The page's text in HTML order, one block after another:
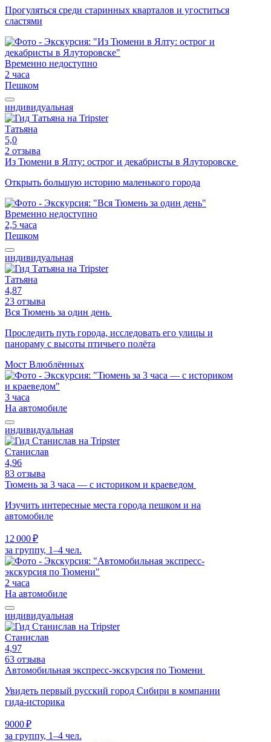
Прогуляться среди старинных кварталов и угоститься
сластями
Временно недоступно
2 часа
Пешком
индивидуальная
Татьяна
5,0
2 отзыва
Из Тюмени в Ялту: острог и декабристы в Ялуторовске
Открыть большую историю маленького города
Временно недоступно
2,5 часа
Пешком
индивидуальная
Татьяна
4,87
23 отзыва
Вся Тюмень за один день
Проследить путь города, исследовать его улицы и
панораму с высоты птичьего полёта
Мост Влюблённых
3 часа
На автомобиле
индивидуальная
Станислав
4,96
83 отзыва
Тюмень за 3 часа — с историком и краеведом
Изучить интересные места города пешком и на
автомобиле
12 000 ₽
за группу, 1–4 чел.
2 часа
На автомобиле
индивидуальная
Станислав
4,97
63 отзыва
Автомобильная экспресс-экскурсия по Тюмени
Увидеть первый русский город Сибири в компании
гида-историка
9000 ₽
за группу, 1–4 чел.